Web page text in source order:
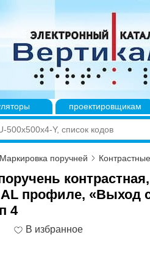
проектировщикам
Маркировка поручней Контрастные
AL профиле, «Выход
4